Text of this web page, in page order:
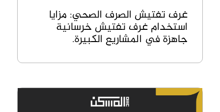
غرف تفتيش الصرف الصحي: مزايا
استخدام غرف تفتيش خرسانية
جاهزة في المشاريع الكبيرة.